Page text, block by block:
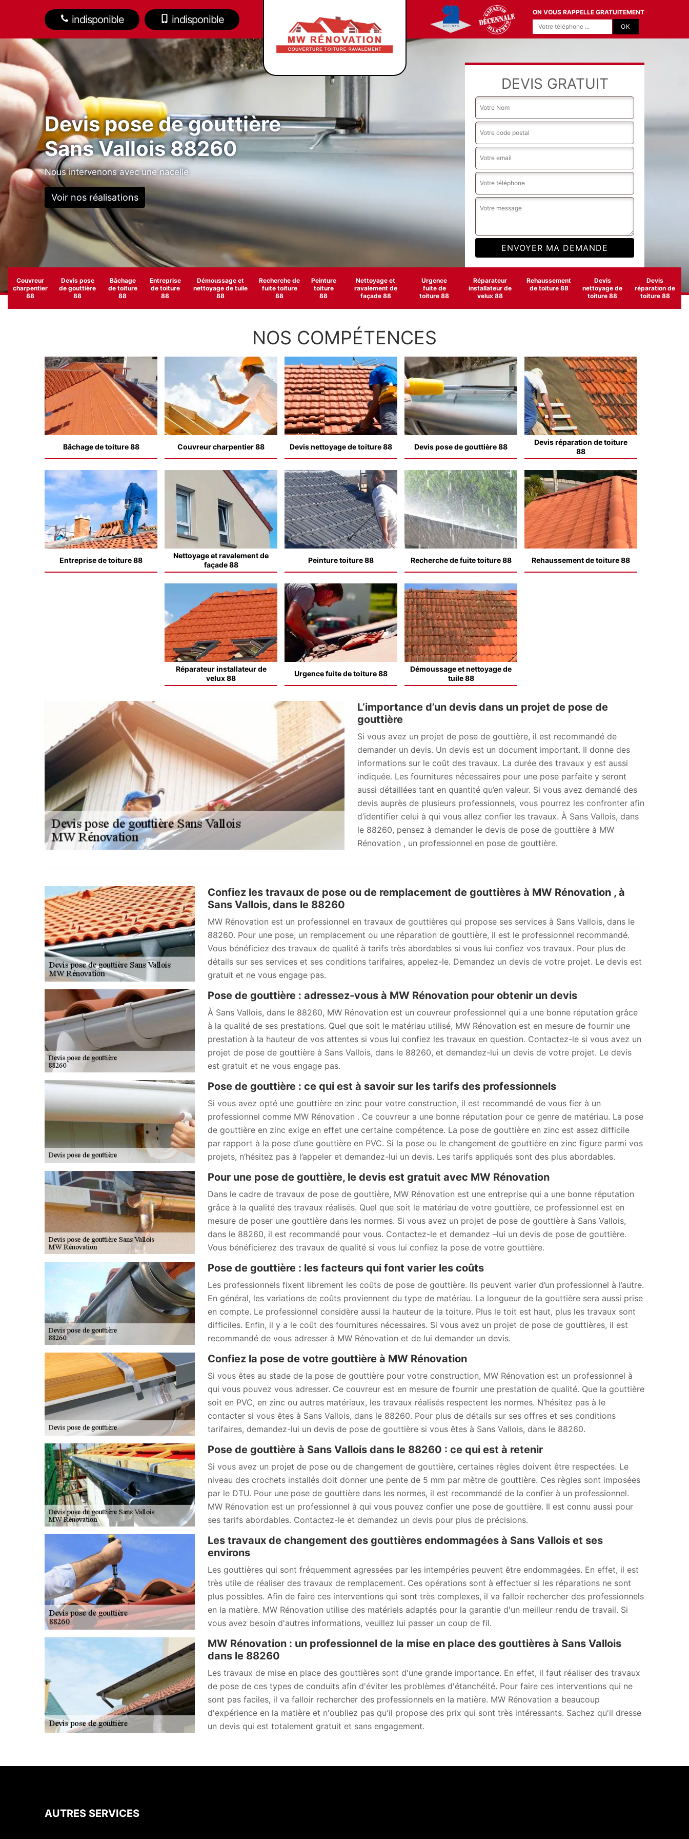
indisponible indisponible
ON VOUS RAPPELLE GRATUITEMENT
Devis pose de gouttière
Sans Vallois 88260
Nous intervenons avec une nacelle
Voir nos réalisations
DEVIS GRATUIT
Couvreur
charpentier
88
Devis pose
de gouttière
88
Bâchage
de toiture
88
Entreprise
de toiture
88
Démoussage et
nettoyage de tuile
88
Recherche de
fuite toiture
88
Peinture
toiture
88
Nettoyage et
ravalement de
façade 88
Urgence
fuite de
toiture 88
Réparateur
installateur de
velux 88
Rehaussement
de toiture 88
Devis
nettoyage de
toiture 88
Devis
réparation de
toiture 88
NOS COMPÉTENCES
Bâchage de toiture 88 Couvreur charpentier 88 Devis nettoyage de toiture 88 Devis pose de gouttière 88
Devis réparation de toiture
88
Entreprise de toiture 88
Nettoyage et ravalement de
façade 88
Peinture toiture 88 Recherche de fuite toiture 88 Rehaussement de toiture 88
Réparateur installateur de
velux 88
Urgence fuite de toiture 88
Démoussage et nettoyage de
tuile 88
L’importance d’un devis dans un projet de pose de
gouttière
Si vous avez un projet de pose de gouttière, il est recommandé de
demander un devis. Un devis est un document important. Il donne des
informations sur le coût des travaux. La durée des travaux y est aussi
indiquée. Les fournitures nécessaires pour une pose parfaite y seront
aussi détaillées tant en quantité qu’en valeur. Si vous avez demandé des
devis auprès de plusieurs professionnels, vous pourrez les confronter afin
d’identifier celui à qui vous allez confier les travaux. À Sans Vallois, dans
le 88260, pensez à demander le devis de pose de gouttière à MW
Rénovation , un professionnel en pose de gouttière.
Confiez les travaux de pose ou de remplacement de gouttières à MW Rénovation , à
Sans Vallois, dans le 88260
MW Rénovation est un professionnel en travaux de gouttières qui propose ses services à Sans Vallois, dans le
88260. Pour une pose, un remplacement ou une réparation de gouttière, il est le professionnel recommandé.
Vous bénéficiez des travaux de qualité à tarifs très abordables si vous lui confiez vos travaux. Pour plus de
détails sur ses services et ses conditions tarifaires, appelez-le. Demandez un devis de votre projet. Le devis est
gratuit et ne vous engage pas.
Pose de gouttière : adressez-vous à MW Rénovation pour obtenir un devis
À Sans Vallois, dans le 88260, MW Rénovation est un couvreur professionnel qui a une bonne réputation grâce
à la qualité de ses prestations. Quel que soit le matériau utilisé, MW Rénovation est en mesure de fournir une
prestation à la hauteur de vos attentes si vous lui confiez les travaux en question. Contactez-le si vous avez un
projet de pose de gouttière à Sans Vallois, dans le 88260, et demandez-lui un devis de votre projet. Le devis
est gratuit et ne vous engage pas.
Pose de gouttière : ce qui est à savoir sur les tarifs des professionnels
Si vous avez opté une gouttière en zinc pour votre construction, il est recommandé de vous fier à un
professionnel comme MW Rénovation . Ce couvreur a une bonne réputation pour ce genre de matériau. La pose
de gouttière en zinc exige en effet une certaine compétence. La pose de gouttière en zinc est assez difficile
par rapport à la pose d’une gouttière en PVC. Si la pose ou le changement de gouttière en zinc figure parmi vos
projets, n’hésitez pas à l’appeler et demandez-lui un devis. Les tarifs appliqués sont des plus abordables.
Pour une pose de gouttière, le devis est gratuit avec MW Rénovation
Dans le cadre de travaux de pose de gouttière, MW Rénovation est une entreprise qui a une bonne réputation
grâce à la qualité des travaux réalisés. Quel que soit le matériau de votre gouttière, ce professionnel est en
mesure de poser une gouttière dans les normes. Si vous avez un projet de pose de gouttière à Sans Vallois,
dans le 88260, il est recommandé pour vous. Contactez-le et demandez –lui un devis de pose de gouttière.
Vous bénéficierez des travaux de qualité si vous lui confiez la pose de votre gouttière.
Pose de gouttière : les facteurs qui font varier les coûts
Les professionnels fixent librement les coûts de pose de gouttière. Ils peuvent varier d’un professionnel à l’autre.
En général, les variations de coûts proviennent du type de matériau. La longueur de la gouttière sera aussi prise
en compte. Le professionnel considère aussi la hauteur de la toiture. Plus le toit est haut, plus les travaux sont
difficiles. Enfin, il y a le coût des fournitures nécessaires. Si vous avez un projet de pose de gouttières, il est
recommandé de vous adresser à MW Rénovation et de lui demander un devis.
Confiez la pose de votre gouttière à MW Rénovation
Si vous êtes au stade de la pose de gouttière pour votre construction, MW Rénovation est un professionnel à
qui vous pouvez vous adresser. Ce couvreur est en mesure de fournir une prestation de qualité. Que la gouttière
soit en PVC, en zinc ou autres matériaux, les travaux réalisés respectent les normes. N’hésitez pas à le
contacter si vous êtes à Sans Vallois, dans le 88260. Pour plus de détails sur ses offres et ses conditions
tarifaires, demandez-lui un devis de pose de gouttière si vous êtes à Sans Vallois, dans le 88260.
Pose de gouttière à Sans Vallois dans le 88260 : ce qui est à retenir
Si vous avez un projet de pose ou de changement de gouttière, certaines règles doivent être respectées. Le
niveau des crochets installés doit donner une pente de 5 mm par mètre de gouttière. Ces règles sont imposées
par le DTU. Pour une pose de gouttière dans les normes, il est recommandé de la confier à un professionnel.
MW Rénovation est un professionnel à qui vous pouvez confier une pose de gouttière. Il est connu aussi pour
ses tarifs abordables. Contactez-le et demandez un devis pour plus de précisions.
Les travaux de changement des gouttières endommagées à Sans Vallois et ses
environs
Les gouttières qui sont fréquemment agressées par les intempéries peuvent être endommagées. En effet, il est
très utile de réaliser des travaux de remplacement. Ces opérations sont à effectuer si les réparations ne sont
plus possibles. Afin de faire ces interventions qui sont très complexes, il va falloir rechercher des professionnels
en la matière. MW Rénovation utilise des matériels adaptés pour la garantie d'un meilleur rendu de travail. Si
vous avez besoin d'autres informations, veuillez lui passer un coup de fil.
MW Rénovation : un professionnel de la mise en place des gouttières à Sans Vallois
dans le 88260
Les travaux de mise en place des gouttières sont d'une grande importance. En effet, il faut réaliser des travaux
de pose de ces types de conduits afin d'éviter les problèmes d'étanchéité. Pour faire ces interventions qui ne
sont pas faciles, il va falloir rechercher des professionnels en la matière. MW Rénovation a beaucoup
d'expérience en la matière et n'oubliez pas qu'il propose des prix qui sont très intéressants. Sachez qu'il dresse
un devis qui est totalement gratuit et sans engagement.
AUTRES SERVICES